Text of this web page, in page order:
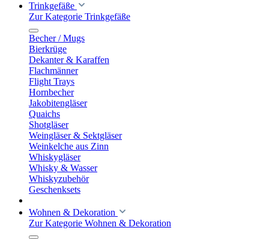
Trinkgefäße
Zur Kategorie Trinkgefäße
Becher / Mugs
Bierkrüge
Dekanter & Karaffen
Flachmänner
Flight Trays
Hornbecher
Jakobitengläser
Quaichs
Shotgläser
Weingläser & Sektgläser
Weinkelche aus Zinn
Whiskygläser
Whisky & Wasser
Whiskyzubehör
Geschenksets
Wohnen & Dekoration
Zur Kategorie Wohnen & Dekoration